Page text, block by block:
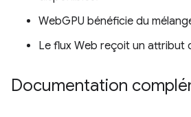
WebGPU bénéficie du
Le flux Web reçoit un attribut
Documentation